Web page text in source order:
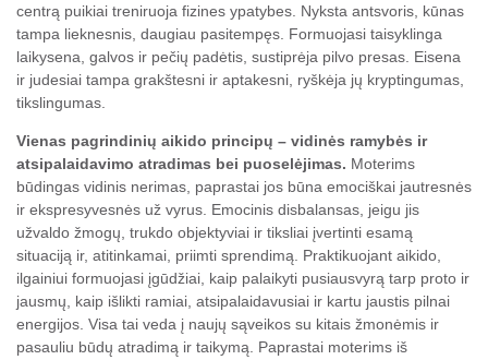
centrą puikiai treniruoja fizines ypatybes. Nyksta antsvoris, kūnas
tampa lieknesnis, daugiau pasitempęs. Formuojasi taisyklinga
laikysena, galvos ir pečių padėtis, sustiprėja pilvo presas. Eisena
ir judesiai tampa grakštesni ir aptakesni, ryškėja jų kryptingumas,
tikslingumas.
Vienas pagrindinių aikido principų – vidinės ramybės ir
atsipalaidavimo atradimas bei puoselėjimas. Moterims
būdingas vidinis nerimas, paprastai jos būna emociškai jautresnės
ir ekspresyvesnės už vyrus. Emocinis disbalansas, jeigu jis
užvaldo žmogų, trukdo objektyviai ir tiksliai įvertinti esamą
situaciją ir, atitinkamai, priimti sprendimą. Praktikuojant aikido,
ilgainiui formuojasi įgūdžiai, kaip palaikyti pusiausvyrą tarp proto ir
jausmų, kaip išlikti ramiai, atsipalaidavusiai ir kartu jaustis pilnai
energijos. Visa tai veda į naujų sąveikos su kitais žmonėmis ir
pasauliu būdų atradimą ir taikymą. Paprastai moterims iš